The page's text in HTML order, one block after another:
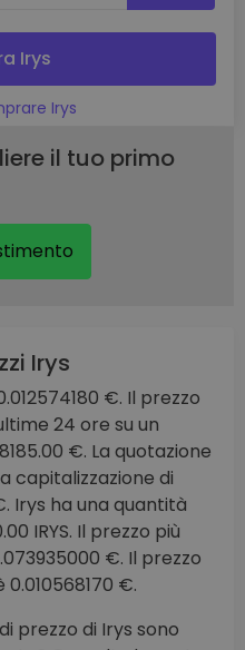
Irys
Irys
il tuo primo
Irys
€. Il prezzo
24 ore su un
€. La quotazione
capitalizzazione di
Irys ha una quantità
IRYS. Il prezzo più
€. Il prezzo
€.
prezzo di Irys sono